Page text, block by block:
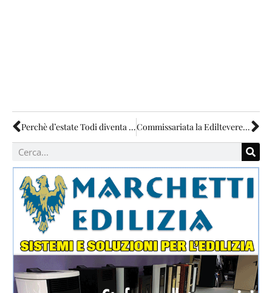
Perchè d’estate Todi diventa un inferno? Commissariata la Ediltevere di Pantalla e altre tre aziende coinvolte in “appaltopoli”